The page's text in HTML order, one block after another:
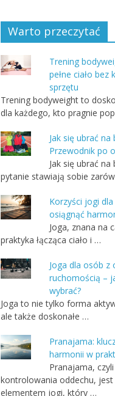
Warto przeczytać
Trening
pełne ciało bez
sprzętu
Trening bodyweight to
dla każdego, kto pragnie
Jak się ubrać na
Przewodnik po
Jak się ubrać na
pytanie stawiają sobie
Korzyści jogi
osiągnąć
Joga, znana na
praktyka łącząca ciało i …
Joga dla osób z
ruchomością –
wybrać?
Joga to nie tylko forma
ale także doskonałe …
Pranajama:
harmonii w
Pranajama,
kontrolowania oddechu, jest
elementem jogi, który …